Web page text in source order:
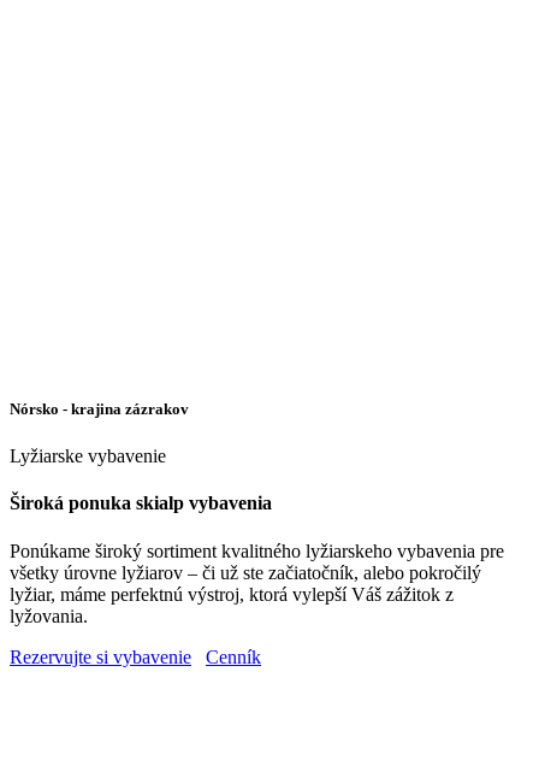
Nórsko - krajina zázrakov
Lyžiarske vybavenie
Široká ponuka skialp vybavenia
Ponúkame široký sortiment kvalitného lyžiarskeho vybavenia pre
všetky úrovne lyžiarov – či už ste začiatočník, alebo pokročilý
lyžiar, máme perfektnú výstroj, ktorá vylepší Váš zážitok z
lyžovania.
Rezervujte si vybavenie
Cenník